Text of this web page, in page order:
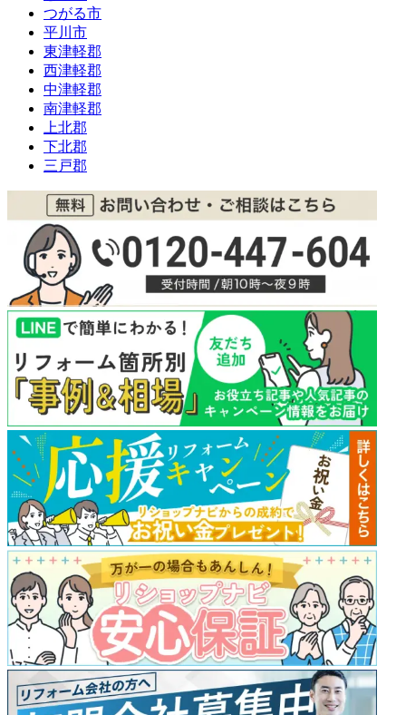
つがる市
平川市
東津軽郡
西津軽郡
中津軽郡
南津軽郡
上北郡
下北郡
三戸郡